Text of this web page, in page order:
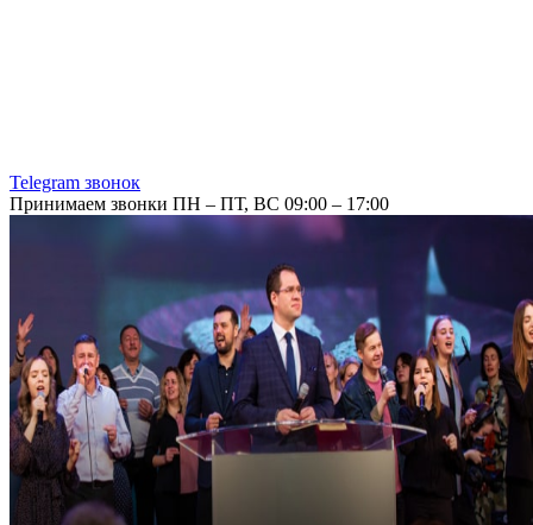
Telegram звонок
Принимаем звонки ПН – ПТ, ВС 09:00 – 17:00